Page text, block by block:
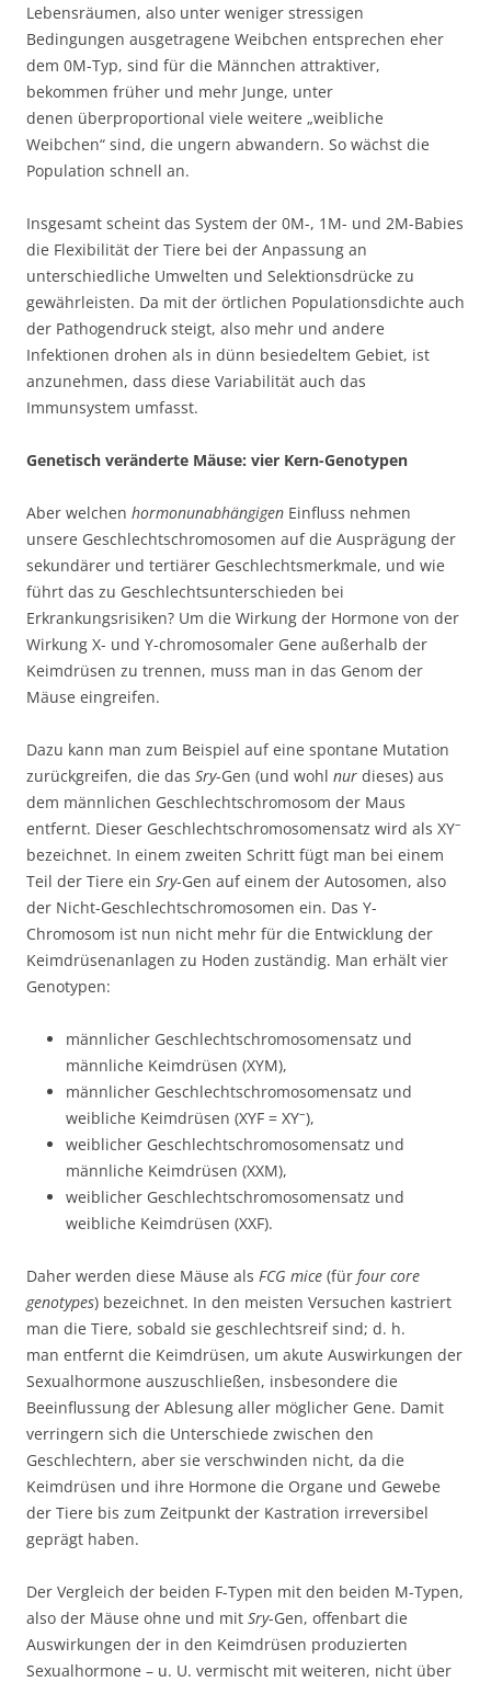
Lebensräumen, also unter weniger stressigen
Bedingungen ausgetragene Weibchen entsprechen eher
dem 0M-Typ, sind für die Männchen attraktiver,
bekommen früher und mehr Junge, unter
denen überproportional viele weitere „weibliche
Weibchen“ sind, die ungern abwandern. So wächst die
Population schnell an.
Insgesamt scheint das System der 0M-, 1M- und 2M-Babies
die Flexibilität der Tiere bei der Anpassung an
unterschiedliche Umwelten und Selektionsdrücke zu
gewährleisten. Da mit der örtlichen Populationsdichte auch
der Pathogendruck steigt, also mehr und andere
Infektionen drohen als in dünn besiedeltem Gebiet, ist
anzunehmen, dass diese Variabilität auch das
Immunsystem umfasst.
Genetisch veränderte Mäuse: vier Kern-Genotypen
Aber welchen hormonunabhängigen Einfluss nehmen
unsere Geschlechtschromosomen auf die Ausprägung der
sekundärer und tertiärer Geschlechtsmerkmale, und wie
führt das zu Geschlechtsunterschieden bei
Erkrankungsrisiken? Um die Wirkung der Hormone von der
Wirkung X- und Y-chromosomaler Gene außerhalb der
Keimdrüsen zu trennen, muss man in das Genom der
Mäuse eingreifen.
Dazu kann man zum Beispiel auf eine spontane Mutation
zurückgreifen, die das Sry-Gen (und wohl nur dieses) aus
dem männlichen Geschlechtschromosom der Maus
entfernt. Dieser Geschlechtschromosomensatz wird als XY–
bezeichnet. In einem zweiten Schritt fügt man bei einem
Teil der Tiere ein Sry-Gen auf einem der Autosomen, also
der Nicht-Geschlechtschromosomen ein. Das Y-
Chromosom ist nun nicht mehr für die Entwicklung der
Keimdrüsenanlagen zu Hoden zuständig. Man erhält vier
Genotypen:
männlicher Geschlechtschromosomensatz und
männliche Keimdrüsen (XYM),
männlicher Geschlechtschromosomensatz und
weibliche Keimdrüsen (XYF = XY–),
weiblicher Geschlechtschromosomensatz und
männliche Keimdrüsen (XXM),
weiblicher Geschlechtschromosomensatz und
weibliche Keimdrüsen (XXF).
Daher werden diese Mäuse als FCG mice (für four core
genotypes) bezeichnet. In den meisten Versuchen kastriert
man die Tiere, sobald sie geschlechtsreif sind; d. h.
man entfernt die Keimdrüsen, um akute Auswirkungen der
Sexualhormone auszuschließen, insbesondere die
Beeinflussung der Ablesung aller möglicher Gene. Damit
verringern sich die Unterschiede zwischen den
Geschlechtern, aber sie verschwinden nicht, da die
Keimdrüsen und ihre Hormone die Organe und Gewebe
der Tiere bis zum Zeitpunkt der Kastration irreversibel
geprägt haben.
Der Vergleich der beiden F-Typen mit den beiden M-Typen,
also der Mäuse ohne und mit Sry-Gen, offenbart die
Auswirkungen der in den Keimdrüsen produzierten
Sexualhormone – u. U. vermischt mit weiteren, nicht über